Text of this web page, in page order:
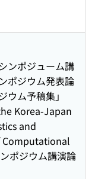
ンポジューム講
ポジウム発表論
ム予稿集」
Korea-Japan
and
Computational
ポジウム講演論